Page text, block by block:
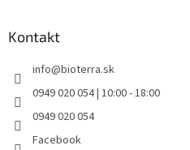
Kontakt
info@bioterra.sk
0949 020 054 | 10:00 - 18:00
0949 020 054
Facebook